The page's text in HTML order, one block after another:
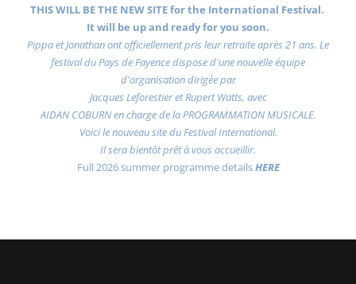
THIS WILL BE THE NEW SITE for the International Festival.
It will be up and ready for you soon.
Pippa et Jonathan ont officiellement pris leur retraite après 21 ans. Le
festival du Pays de Fayence dispose d'une nouvelle équipe
d'organisation dirigée par
Jacques Leforestier et Rupert Watts, avec
AIDAN COBURN en charge de la PROGRAMMATION MUSICALE.
Voici le nouveau site du Festival International.
Il sera bientôt prêt à vous accueillir.
Full 2026 summer programme detailsHERE